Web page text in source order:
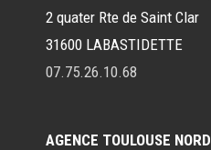
2 quater Rte de Saint Clar
31600 LABASTIDETTE
07.75.26.10.68
AGENCE TOULOUSE NORD